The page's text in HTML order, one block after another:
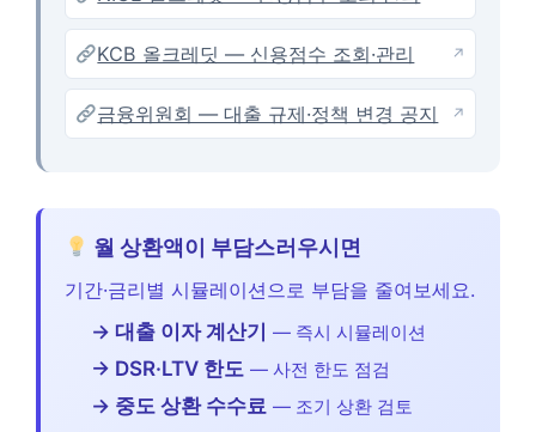
KCB 올크레딧 — 신용점수 조회·관리 ↗
금융위원회 — 대출 규제·정책 변경 공지 ↗
월 상환액이 부담스러우시면
기간·금리별 시뮬레이션으로 부담을 줄여보세요.
→ 대출 이자 계산기
— 즉시 시뮬레이션
→ DSR·LTV 한도 — 사전 한도 점검
→ 중도 상환 수수료 — 조기 상환 검토